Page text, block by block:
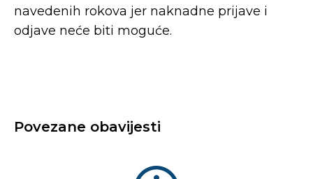
navedenih rokova jer naknadne prijave i
odjave neće biti moguće.
Povezane obavijesti